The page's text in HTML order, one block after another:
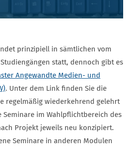
prinzipiell in sämtlichen vom
statt, dennoch gibt es
Angewandte Medien- und
. Unter dem Link finden Sie die
regelmäßig wiederkehrend gelehrt
im Wahlpflichtbereich des
Projekt jeweils neu konzipiert.
Seminare in anderen Modulen